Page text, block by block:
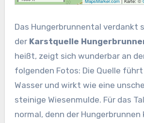
Das Hungerbrunnental verdankt
der Karstquelle
heißt, zeigt sich wunderbar an
folgenden Fotos: Die Quelle
Wasser und wirkt wie eine
steinige Wiesenmulde. Für das
normal, denn der Hungerbrunnen